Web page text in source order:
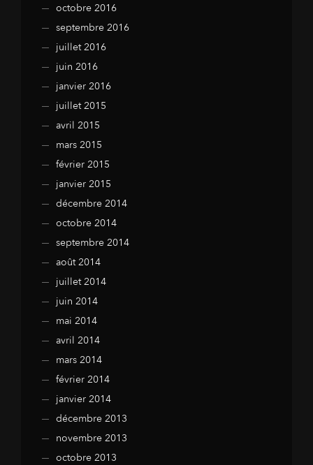
octobre 2016
septembre 2016
juillet 2016
juin 2016
janvier 2016
juillet 2015
avril 2015
mars 2015
février 2015
janvier 2015
décembre 2014
octobre 2014
septembre 2014
août 2014
juillet 2014
juin 2014
mai 2014
avril 2014
mars 2014
février 2014
janvier 2014
décembre 2013
novembre 2013
octobre 2013